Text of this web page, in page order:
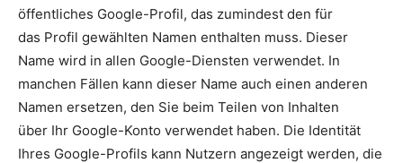
öffentliches Google-Profil, das zumindest den für
das Profil gewählten Namen enthalten muss. Dieser
Name wird in allen Google-Diensten verwendet. In
manchen Fällen kann dieser Name auch einen anderen
Namen ersetzen, den Sie beim Teilen von Inhalten
über Ihr Google-Konto verwendet haben. Die Identität
Ihres Google-Profils kann Nutzern angezeigt werden, die